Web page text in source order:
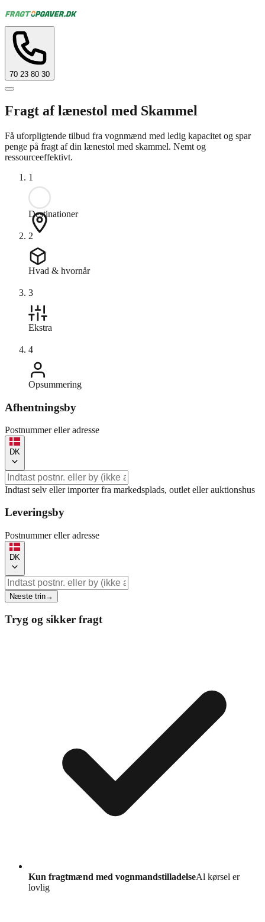
70 23 80 30
Fragt af lænestol med Skammel
Få uforpligtende tilbud fra vognmænd med ledig kapacitet og spar
penge på fragt af din lænestol med skammel. Nemt og
ressourceeffektivt.
1
Destinationer
2
Hvad & hvornår
3
Ekstra
4
Opsummering
Afhentningsby
Postnummer eller adresse
DK
Indtast selv eller importer fra markedsplads, outlet eller auktionshus
Leveringsby
Postnummer eller adresse
DK
Næste trin→
Tryg og sikker fragt
Kun fragtmænd med vognmandstilladelseAl kørsel er
lovlig